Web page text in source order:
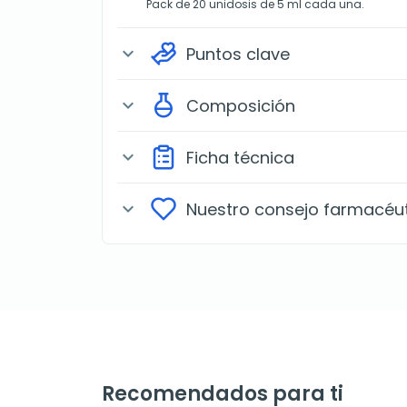
Pack de 20 unidosis de 5 ml cada una.
expand_more Puntos clave
expand_more Composición
expand_more Ficha técnica
expand_more Nuestro consejo
Recomendados para ti